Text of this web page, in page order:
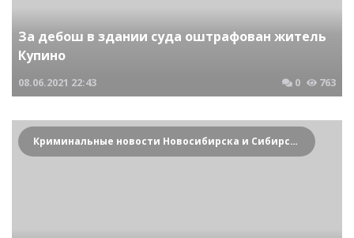
За дебош в здании суда оштрафован житель
Купино
08.06.2021 22:43 0 763
Криминальные новости Новосибирска и Сибирского региона